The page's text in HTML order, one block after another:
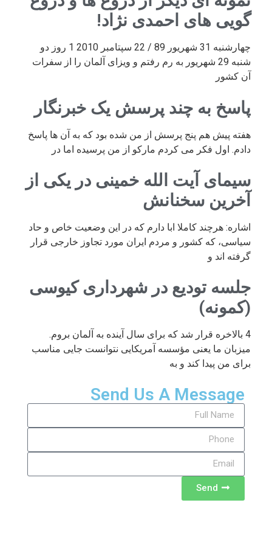
گویی های احمدی نژاد!
چهارشنبه 31 شهریور 89 / 22 سپتامبر 2010 1 روز دو
شنبه 29 شهریور به رم رفتم و ویزای آلمان را از سفرات
آن کشور
پاسخ به چند پرسش یک خبرنگار
هفته پیش هم پنج پرسش از من شده بود که به آن ها پاسخ
دادم. اول فکر می کردم مارکو از من پرسیده اما در
سیمای آیت الله خمینی در یکی از
آخرین سخنانش
اشاره: هرچند کاملا ابا دارم که در این وضعیت خاص و حاد
سیاسی، که کشور و مردم ایران مورد تجاوز خارجی قرار
گرفته اند و
جلسه تودیع در شهرداری کیوسی
(کمونه)
4 بالاخره قرار شد که برای سال آینده به آلمان بروم.
میزبان ما یعنی مؤسسه آمریکایی نتوانست جایی مناسب
برای من پیدا کند و به
Send Us A Message
Send